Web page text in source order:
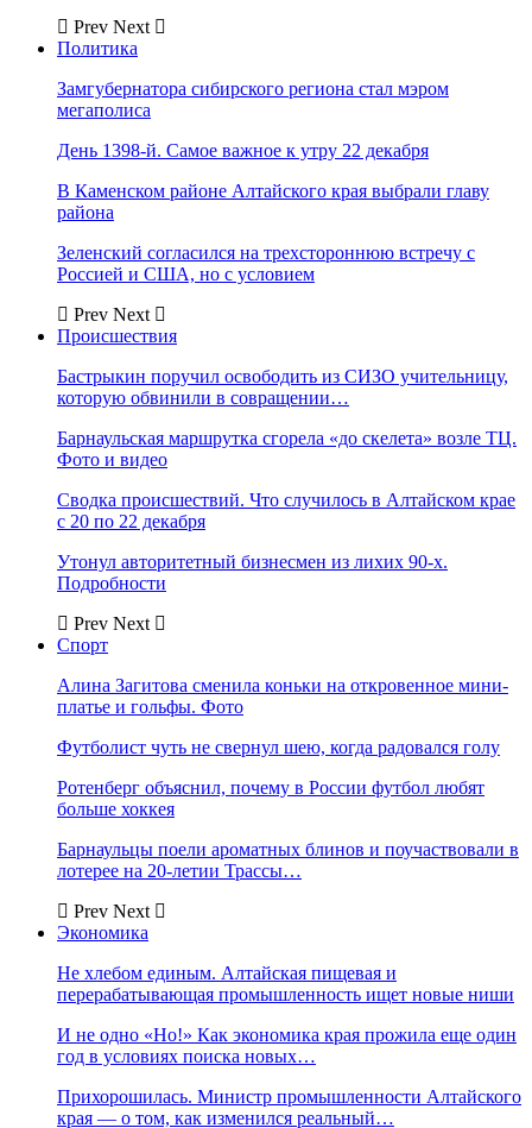
Prev Next
Политика
Замгубернатора сибирского региона стал мэром
мегаполиса
День 1398-й. Самое важное к утру 22 декабря
В Каменском районе Алтайского края выбрали главу
района
Зеленский согласился на трехстороннюю встречу с
Россией и США, но с условием
Prev Next
Происшествия
Бастрыкин поручил освободить из СИЗО учительницу,
которую обвинили в совращении…
Барнаульская маршрутка сгорела «до скелета» возле ТЦ.
Фото и видео
Сводка происшествий. Что случилось в Алтайском крае
с 20 по 22 декабря
Утонул авторитетный бизнесмен из лихих 90-х.
Подробности
Prev Next
Спорт
Алина Загитова сменила коньки на откровенное мини-
платье и гольфы. Фото
Футболист чуть не свернул шею, когда радовался голу
Ротенберг объяснил, почему в России футбол любят
больше хоккея
Барнаульцы поели ароматных блинов и поучаствовали в
лотерее на 20-летии Трассы…
Prev Next
Экономика
Не хлебом единым. Алтайская пищевая и
перерабатывающая промышленность ищет новые ниши
И не одно «Но!» Как экономика края прожила еще один
год в условиях поиска новых…
Прихорошилась. Министр промышленности Алтайского
края — о том, как изменился реальный…